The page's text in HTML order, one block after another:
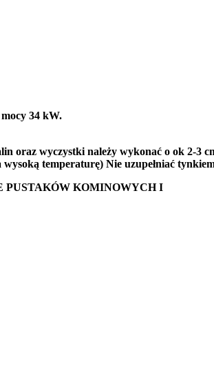
34 kW.
wyczystki należy wykonać o ok 2-3
wysoką temperaturę) Nie uzupełniać